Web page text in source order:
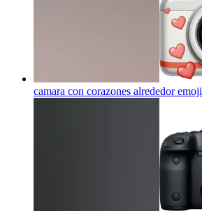
camara con corazones alrededoremoji